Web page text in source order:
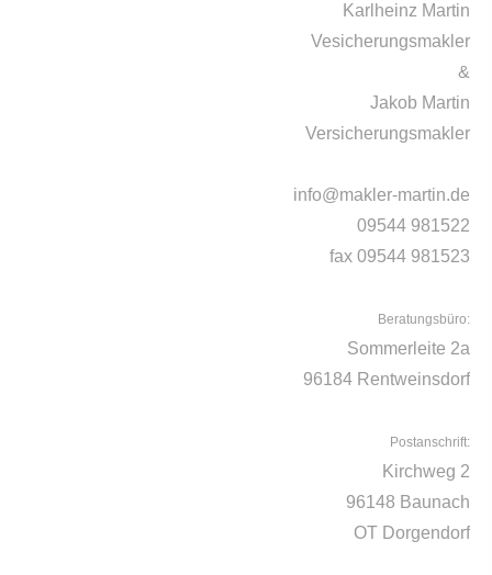
Karlheinz Martin
Vesicherungsmakler
&
Jakob Martin
Versicherungsmakler
info@makler-martin.de
09544 981522
fax 09544 981523
Beratungsbüro:
Sommerleite 2a
96184 Rentweinsdorf
Postanschrift:
Kirchweg 2
96148 Baunach
OT Dorgendorf